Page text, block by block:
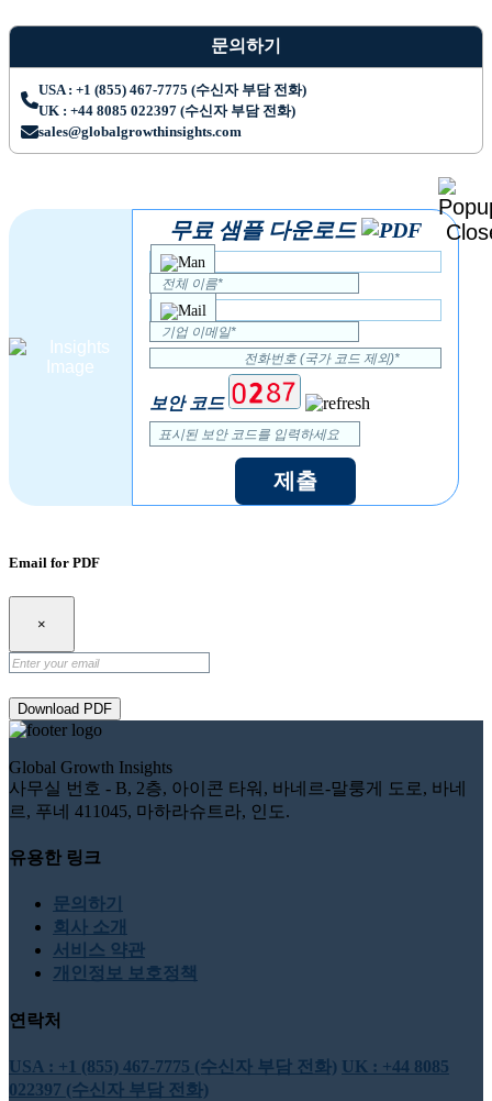
문의하기
USA : +1 (855) 467-7775 (수신자 부담 전화)
UK : +44 8085 022397 (수신자 부담 전화)
sales@globalgrowthinsights.com
무료 샘플 다운로드
보안 코드
제출
Email for PDF
×
Download PDF
Global Growth Insights
사무실 번호 - B, 2층, 아이콘 타워, 바네르-말룽게 도로, 바네
르, 푸네 411045, 마하라슈트라, 인도.
유용한 링크
문의하기
회사 소개
서비스 약관
개인정보 보호정책
연락처
USA : +1 (855) 467-7775 (수신자 부담 전화) UK : +44 8085
022397 (수신자 부담 전화)